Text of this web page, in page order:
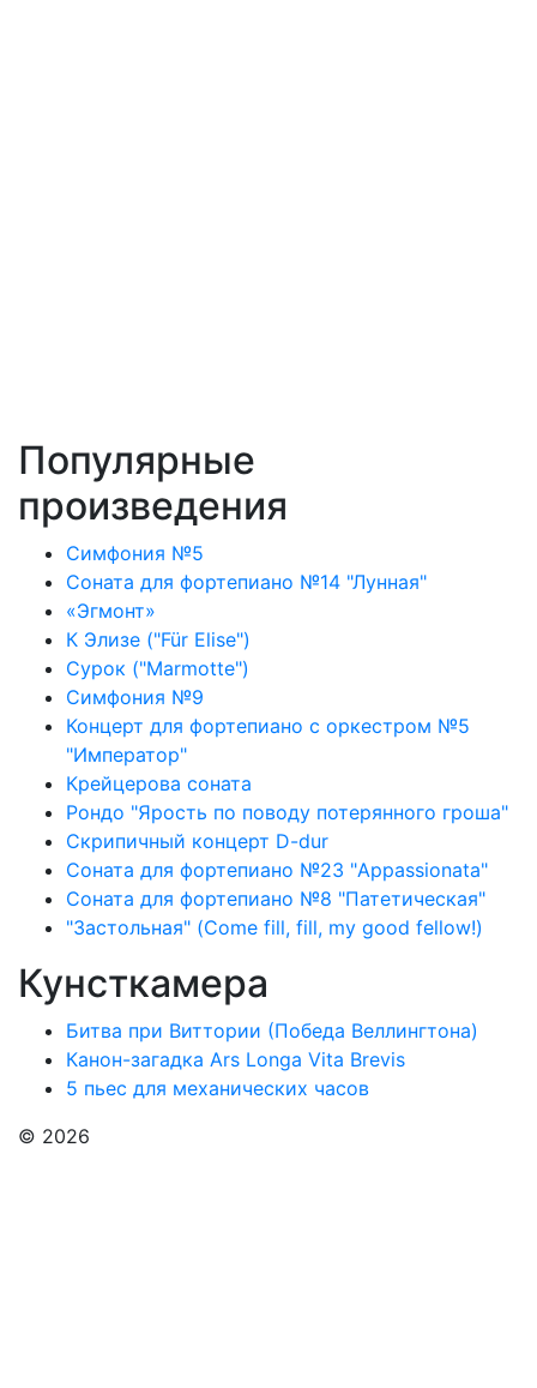
Популярные
произведения
Симфония №5
Соната для фортепиано №14 "Лунная"
«Эгмонт»
К Элизе ("Für Elise")
Сурок ("Marmotte")
Симфония №9
Концерт для фортепиано с оркестром №5
"Император"
Крейцерова соната
Рондо "Ярость по поводу потерянного гроша"
Скрипичный концерт D-dur
Соната для фортепиано №23 "Appassionata"
Соната для фортепиано №8 "Патетическая"
"Застольная" (Come fill, fill, my good fellow!)
Кунсткамера
Битва при Виттории (Победа Веллингтона)
Канон-загадка Ars Longa Vita Brevis
5 пьес для механических часов
© 2026